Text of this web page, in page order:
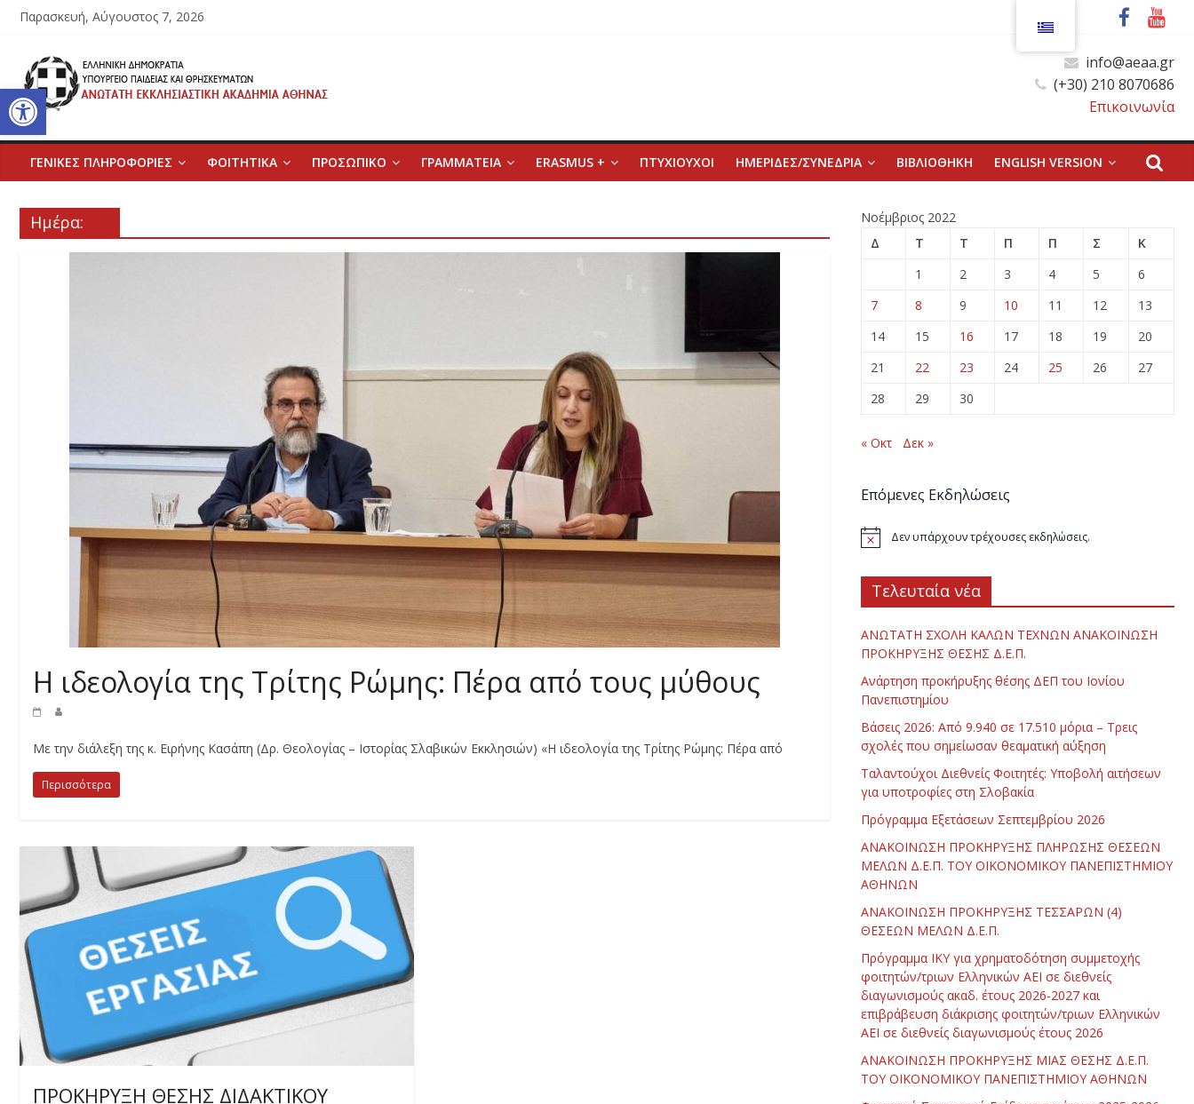
Ανοίξτε τη γραμμή εργαλείων
Μετάβαση
περιεχόμενο
Παρασκευή, Αύγουστος 7, 2026
Ανώτατη
Εκκλησιαστική
Ακαδημία
Αθηνών
Ανώτατη
info@aeaa.gr
(+30) 210 8070686
Επικοινωνία
ΓΕΝΙΚΕΣ ΠΛΗΡΟΦΟΡΙΕΣ ΦΟΙΤΗΤΙΚΑ ΠΡΟΣΩΠΙΚΟ ΓΡΑΜΜΑΤΕΙΑ ERASMUS + ΠΤΥΧΙΟΥΧΟΙ ΗΜΕΡΙΔΕΣ/ΣΥΝΕΔΡΙΑ ΒΙΒΛΙΟΘΗΚΗ ENGLISH VERSION
Ημέρα:
Η ιδεολογία της Τρίτης Ρώμης: Πέρα από τους μύθους
Με την διάλεξη της κ. Ειρήνης Κασάπη (Δρ. Θεολογίας – Ιστορίας Σλαβικών Εκκλησιών) «Η ιδεολογία της Τρίτης Ρώμης: Πέρα από
Περισσότερα
ΠΡΟΚΗΡΥΞΗ ΘΕΣΗΣ ΔΙΔΑΚΤΙΚΟΥ
Νοέμβριος 2022
Δ
Τ Τ Π Π Σ
Κ
1
2 3 4 5
6
7
8 9 10 11 12
13
14
15 16 17 18 19
20
21
22 23 24 25 26
27
28
29 30
« Οκτ Δεκ »
Επόμενες Εκδηλώσεις
Δεν υπάρχουν τρέχουσες εκδηλώσεις.
Τελευταία νέα
ΑΝΩΤΑΤΗ ΣΧΟΛΗ ΚΑΛΩΝ ΤΕΧΝΩΝ ΑΝΑΚΟΙΝΩΣΗ
ΠΡΟΚΗΡΥΞΗΣ ΘΕΣΗΣ Δ.Ε.Π.
Ανάρτηση προκήρυξης θέσης ΔΕΠ του Ιονίου
Πανεπιστημίου
Βάσεις 2026: Από 9.940 σε 17.510 μόρια – Τρεις
σχολές που σημείωσαν θεαματική αύξηση
Ταλαντούχοι Διεθνείς Φοιτητές: Υποβολή αιτήσεων
για υποτροφίες στη Σλοβακία
Πρόγραμμα Εξετάσεων Σεπτεμβρίου 2026
ΑΝΑΚΟΙΝΩΣΗ ΠΡΟΚΗΡΥΞΗΣ ΠΛΗΡΩΣΗΣ ΘΕΣΕΩΝ
ΜΕΛΩΝ Δ.Ε.Π. ΤΟΥ ΟΙΚΟΝΟΜΙΚΟΥ ΠΑΝΕΠΙΣΤΗΜΙΟΥ
ΑΘΗΝΩΝ
ΑΝΑΚΟΙΝΩΣΗ ΠΡΟΚΗΡΥΞΗΣ ΤΕΣΣΑΡΩΝ (4)
ΘΕΣΕΩΝ ΜΕΛΩΝ Δ.Ε.Π.
Πρόγραμμα ΙΚΥ για χρηματοδότηση συμμετοχής
φοιτητών/τριων Ελληνικών ΑΕΙ σε διεθνείς
διαγωνισμούς ακαδ. έτους 2026-2027 και
επιβράβευση διάκρισης φοιτητών/τριων Ελληνικών
ΑΕΙ σε διεθνείς διαγωνισμούς έτους 2026
ΑΝΑΚΟΙΝΩΣΗ ΠΡΟΚΗΡΥΞΗΣ ΜΙΑΣ ΘΕΣΗΣ Δ.Ε.Π.
ΤΟΥ ΟΙΚΟΝΟΜΙΚΟΥ ΠΑΝΕΠΙΣΤΗΜΙΟΥ ΑΘΗΝΩΝ